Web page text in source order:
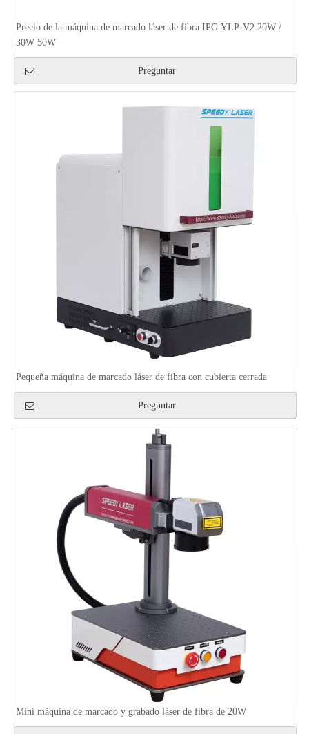
Precio de la máquina de marcado láser de fibra IPG YLP-V2 20W /
30W 50W
Preguntar
Pequeña máquina de marcado láser de fibra con cubierta cerrada
Preguntar
Mini máquina de marcado y grabado láser de fibra de 20W